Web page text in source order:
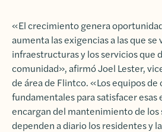
«El crecimiento genera
aumenta las exigencias a las que se
infraestructuras y los servicios que
comunidad», afirmó Joel Lester,
de área de Flintco. «Los equipos de
fundamentales para satisfacer esas
encargan del mantenimiento de los
dependen a diario los residentes y